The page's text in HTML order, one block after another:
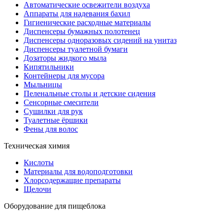
Автоматические освежители воздуха
Аппараты для надевания бахил
Гигиенические расходные материалы
Диспенсеры бумажных полотенец
Диспенсеры одноразовых сидений на унитаз
Диспенсеры туалетной бумаги
Дозаторы жидкого мыла
Кипятильники
Контейнеры для мусора
Мыльницы
Пеленальные столы и детские сидения
Сенсорные смесители
Сушилки для рук
Туалетные ёршики
Фены для волос
Техническая химия
Кислоты
Материалы для водоподготовки
Хлорсодержащие препараты
Щелочи
Оборудование для пищеблока